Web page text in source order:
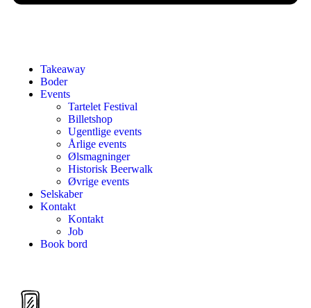
Takeaway
Boder
Events
Tartelet Festival
Billetshop
Ugentlige events
Årlige events
Ølsmagninger
Historisk Beerwalk
Øvrige events
Selskaber
Kontakt
Kontakt
Job
Book bord